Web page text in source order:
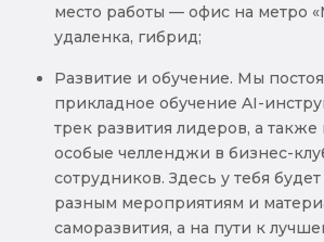
место работы — офис на метро
удаленка, гибрид;
Развитие и обучение. Мы
прикладное обучение AI-
трек развития лидеров, а
особые челленджи в бизнес-
сотрудников. Здесь у тебя
разным мероприятиям и
саморазвития, а на пути к